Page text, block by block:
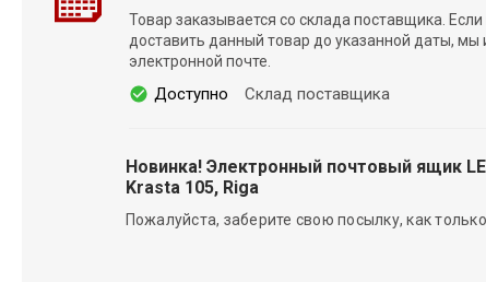
Товар заказывается со склада поставщика.
доставить данный товар до указанной даты,
электронной почте.
Доступно Склад поставщика
Новинка! Электронный почтовый ящик
Krasta 105, Riga
Пожалуйста, заберите свою посылку, как только